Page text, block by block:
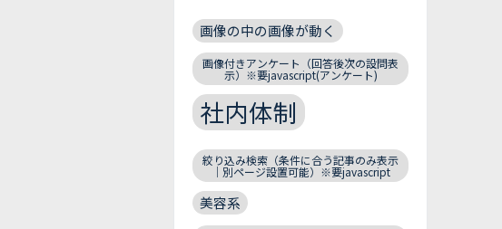
画像の中の画像が動く
画像付きアンケート（回答後次の設問表
示）※要javascript(アンケート)
社内体制
絞り込み検索（条件に合う記事のみ表示
｜別ページ設置可能）※要javascript
美容系